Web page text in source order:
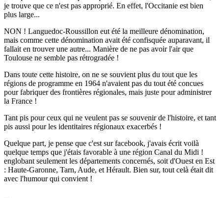
je trouve que ce n'est pas approprié. En effet, l'Occitanie est bien
plus large...
NON ! Languedoc-Roussillon eut été la meilleure dénomination,
mais comme cette dénomination avait été confisquée auparavant, il
fallait en trouver une autre... Manière de ne pas avoir l'air que
Toulouse ne semble pas rétrogradée !
Dans toute cette histoire, on ne se souvient plus du tout que les
régions de programme en 1964 n'avaient pas du tout été concues
pour fabriquer des frontières régionales, mais juste pour administrer
la France !
Tant pis pour ceux qui ne veulent pas se souvenir de l'histoire, et tant
pis aussi pour les identitaires régionaux exacerbés !
Quelque part, je pense que c'est sur facebook, j'avais écrit voilà
quelque temps que j'étais favorable à une région Canal du Midi !
englobant seulement les départements concernés, soit d'Ouest en Est
: Haute-Garonne, Tarn, Aude, et Hérault. Bien sur, tout celà était dit
avec l'humour qui convient !